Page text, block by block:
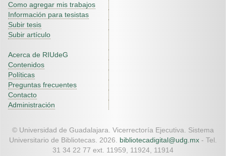
Como agregar mis trabajos
Información para tesistas
Subir tesis
Subir artículo
Acerca de RIUdeG
Contenidos
Políticas
Preguntas frecuentes
Contacto
Administración
© Universidad de Guadalajara. Vicerrectoría Ejecutiva. Sistema
Universitario de Bibliotecas. 2026. bibliotecadigital@udg.mx - Tel.
31 34 22 77 ext. 11959, 11924, 11914